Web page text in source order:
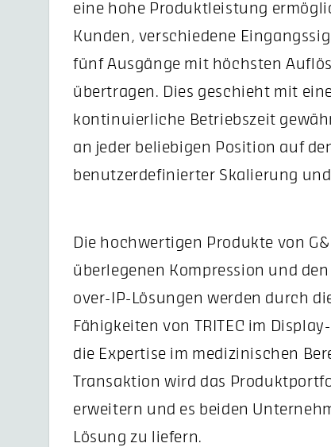
eine hohe Produktleistung
Kunden, verschiedene
fünf Ausgänge mit höchsten
übertragen. Dies geschieht mit
kontinuierliche Betriebszeit
an jeder beliebigen Position auf
benutzerdefinierter Skalierung
Die hochwertigen Produkte von
überlegenen Kompression und
over-IP-Lösungen werden durch
Fähigkeiten von TRITEC im
die Expertise im medizinischen
Transaktion wird das
erweitern und es beiden
Lösung zu liefern.